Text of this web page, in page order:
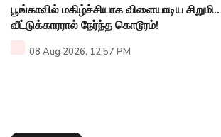
பூங்காவில் மகிழ்ச்சியாக விளையாடிய
வீட்டுக்காரரால் நேர்ந்த கொடூரம்!
08 Aug 2026, 12:57 PM